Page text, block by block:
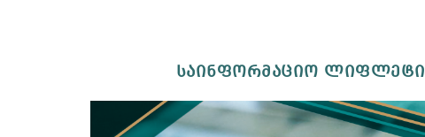
საინფორმაციო ლიფლეტი